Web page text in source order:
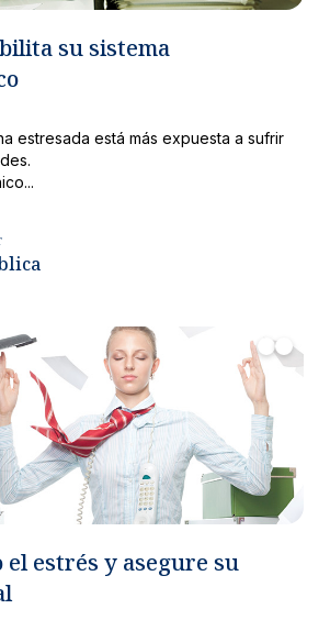
su sistema
estresada está más expuesta a sufrir
el estrés y asegure su